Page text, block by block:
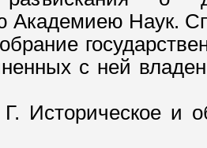
Академиею Наук.
с ней
Историческое и